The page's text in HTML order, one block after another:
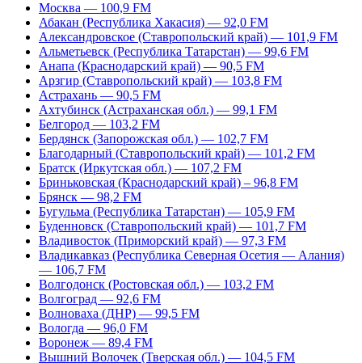
Москва — 100,9 FM
Абакан (Республика Хакасия) — 92,0 FM
Александровское (Ставропольский край) — 101,9 FM
Альметьевск (Республика Татарстан) — 99,6 FM
Анапа (Краснодарский край) — 90,5 FM
Арзгир (Ставропольский край) — 103,8 FM
Астрахань — 90,5 FM
Ахтубинск (Астраханская обл.) — 99,1 FM
Белгород — 103,2 FM
Бердянск (Запорожская обл.) — 102,7 FM
Благодарный (Ставропольский край) — 101,2 FM
Братск (Иркутская обл.) — 107,2 FM
Бриньковская (Краснодарский край) – 96,8 FM
Брянск — 98,2 FM
Бугульма (Республика Татарстан) — 105,9 FM
Буденновск (Ставропольский край) — 101,7 FM
Владивосток (Приморский край) — 97,3 FM
Владикавказ (Республика Северная Осетия — Алания)
— 106,7 FM
Волгодонск (Ростовская обл.) — 103,2 FM
Волгоград — 92,6 FM
Волноваха (ДНР) — 99,5 FM
Вологда — 96,0 FM
Воронеж — 89,4 FM
Вышний Волочек (Тверская обл.) — 104,5 FM